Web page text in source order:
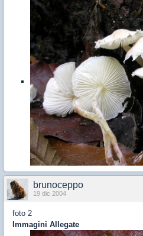
brunoceppo
19 dic 2004
foto 2
Immagini Allegate